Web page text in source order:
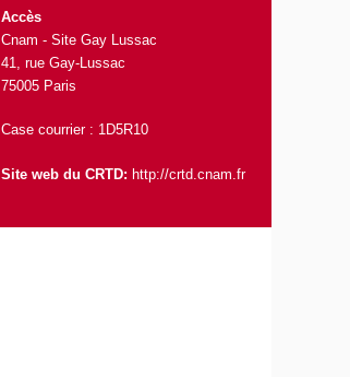
Accès
Cnam - Site Gay Lussac
41, rue Gay-Lussac
75005 Paris
Case courrier : 1D5R10
Site web du CRTD: http://crtd.cnam.fr